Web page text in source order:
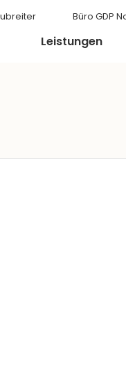
Büro GDP
Leistungen